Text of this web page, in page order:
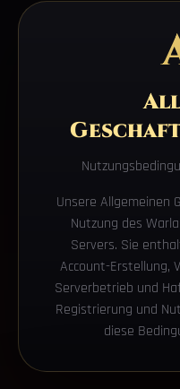
Unsere Allgemeinen
Nutzung des
Servers. Sie
Account-Erstellung,
Serverbetrieb und
Registrierung und
diese